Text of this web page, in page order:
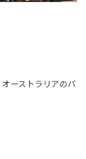
ーストラリアのパ